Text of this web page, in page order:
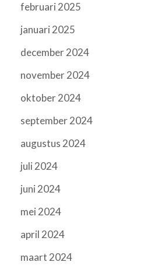
februari 2025
januari 2025
december 2024
november 2024
oktober 2024
september 2024
augustus 2024
juli 2024
juni 2024
mei 2024
april 2024
maart 2024